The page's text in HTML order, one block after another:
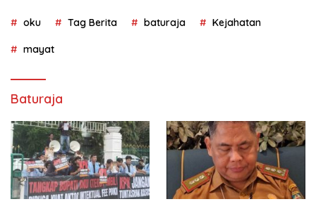
oku Tag Berita baturaja Kejahatan
mayat
Baturaja